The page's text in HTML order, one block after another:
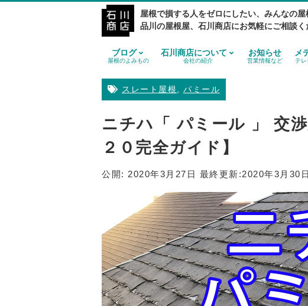
屋根で損する人をゼロにしたい、みんなの屋
品川の屋根屋、石川商店にお気軽にご相談く
ブログ
屋根のよみもの
石川商店について
会社の紹介
お知らせ
営業情報など
メ
テレ
スレート屋根 , パミール
ニチハ「 パミール 」 交
２０完全ガイド】
公開: 2020年3月27日 最終更新:2020年3月30日